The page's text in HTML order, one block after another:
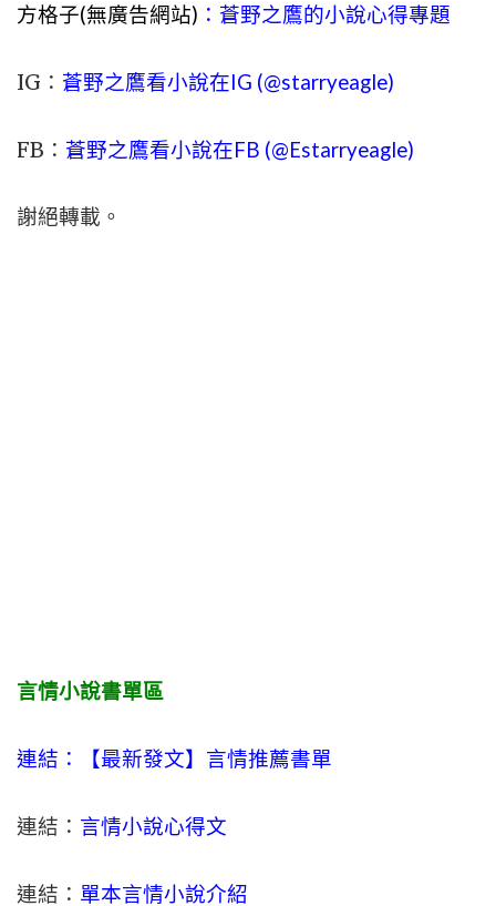
方格子(無廣告網站) ：蒼野之鷹的小說心得專題
IG： 蒼野之鷹看小說在IG (@starryeagle)
FB： 蒼野之鷹看小說在FB (@Estarryeagle)
謝絕轉載。
言情小說書單區
連結：【最新發文】 言情推薦書單
連結： 言情小說心得文
連結： 單本言情小說介紹